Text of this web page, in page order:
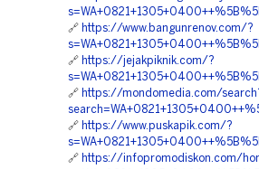
🔗 https://www.bangunrenov.com/?
🔗 https://jejakpiknik.com/?
🔗 https://mondomedia.com/
🔗 https://www.puskapik.com/?
🔗 https://infopromodiskon.com/